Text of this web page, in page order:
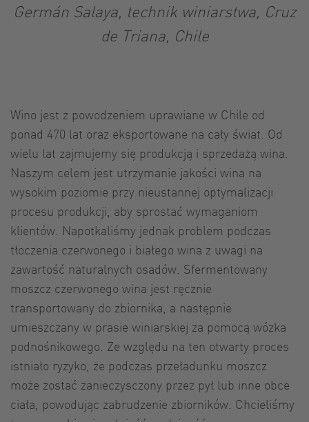
Germán Salaya, technik winiarstwa, Cruz
de Triana, Chile
Wino jest z powodzeniem uprawiane w Chile od
ponad 470 lat oraz eksportowane na cały świat. Od
wielu lat zajmujemy się produkcją i sprzedażą wina.
Naszym celem jest utrzymanie jakości wina na
wysokim poziomie przy nieustannej optymalizacji
procesu produkcji, aby sprostać wymaganiom
klientów. Napotkaliśmy jednak problem podczas
tłoczenia czerwonego i białego wina z uwagi na
zawartość naturalnych osadów. Sfermentowany
moszcz czerwonego wina jest ręcznie
transportowany do zbiornika, a następnie
umieszczany w prasie winiarskiej za pomocą wózka
podnośnikowego. Ze względu na ten otwarty proces
istniało ryzyko, że podczas przeładunku moszcz
może zostać zanieczysczony przez pył lub inne obce
ciała, powodując zabrudzenie zbiorników. Chcieliśmy